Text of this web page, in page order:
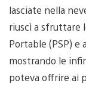
lasciate nella
riuscì a sfruttare
Portable (PSP)
mostrando le
poteva offrire ai